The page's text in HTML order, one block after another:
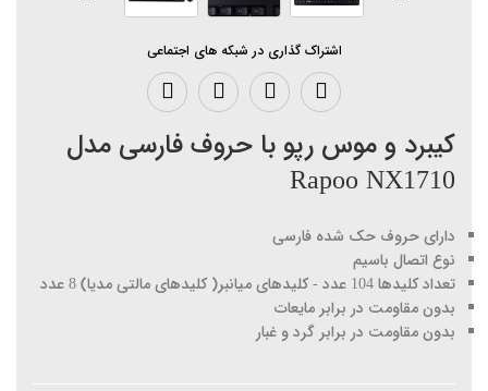
اشتراک گذاری در شبکه های اجتماعی
کیبرد و موس رپو با حروف فارسی مدل
Rapoo NX1710
دارای حروف حک شده فارسی
نوع اتصال باسیم
تعداد کلیدها 104 عدد - کلیدهای میانبر( کلیدهای مالتی مدیا) 8 عدد
بدون مقاومت در برابر مایعات
بدون مقاومت در برابر گرد و غبار